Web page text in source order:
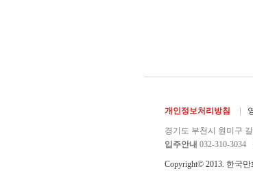
개인정보처리방침
경기도 부천시 원미구
입주안내 032-310-3034
Copyright© 2013. 한국